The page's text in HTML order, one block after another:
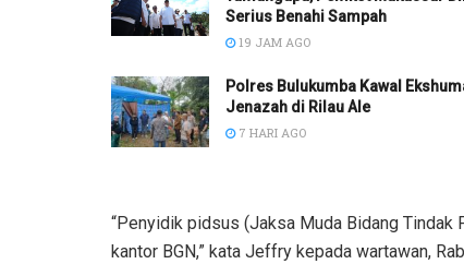
Serius Benahi Sampah
19 JAM AGO
Polres Bulukumba Kawal
Jenazah di Rilau Ale
7 HARI AGO
“Penyidik pidsus (Jaksa Muda Bidang Tindak
kantor BGN,” kata Jeffry kepada wartawan,